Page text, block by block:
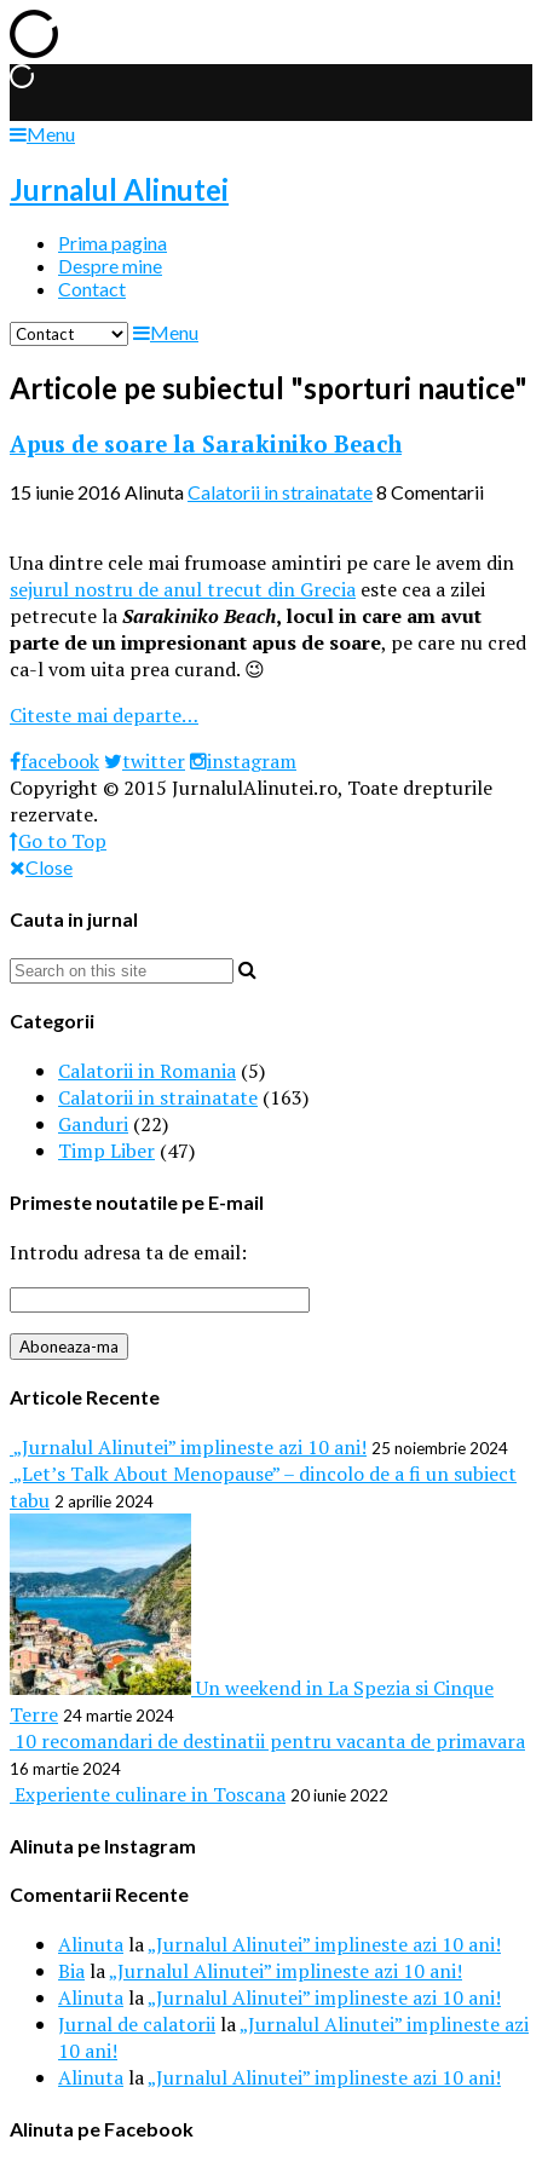
Menu
Jurnalul Alinutei
Prima pagina
Despre mine
Contact
Menu
Articole pe subiectul "sporturi nautice"
Apus de soare la Sarakiniko Beach
15 iunie 2016AlinutaCalatorii in strainatate8 Comentarii
Una dintre cele mai frumoase amintiri pe care le avem din
sejurul nostru de anul trecut din Grecia este cea a zilei
petrecute laSarakiniko Beach, locul in care am avut
parte de un impresionant apus de soare, pe care nu cred
ca-l vom uita prea curand. 😉
Citeste mai departe…
facebook
twitter
instagram
Copyright © 2015 JurnalulAlinutei.ro, Toate drepturile
rezervate.
Go to Top
Close
Cauta in jurnal
Categorii
Calatorii in Romania (5)
Calatorii in strainatate (163)
Ganduri (22)
Timp Liber (47)
Primeste noutatile pe E-mail
Introdu adresa ta de email:
Articole Recente
„Jurnalul Alinutei” implineste azi 10 ani! 25 noiembrie 2024
„Let’s Talk About Menopause” – dincolo de a fi un subiect
tabu 2 aprilie 2024
Un weekend in La Spezia si Cinque
Terre 24 martie 2024
10 recomandari de destinatii pentru vacanta de primavara
16 martie 2024
Experiente culinare in Toscana 20 iunie 2022
Alinuta pe Instagram
Comentarii Recente
Alinutala„Jurnalul Alinutei” implineste azi 10 ani!
Biala„Jurnalul Alinutei” implineste azi 10 ani!
Alinutala„Jurnalul Alinutei” implineste azi 10 ani!
Jurnal de calatoriila„Jurnalul Alinutei” implineste azi
10 ani!
Alinutala„Jurnalul Alinutei” implineste azi 10 ani!
Alinuta pe Facebook